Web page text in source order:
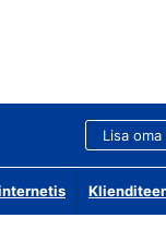
Lisa